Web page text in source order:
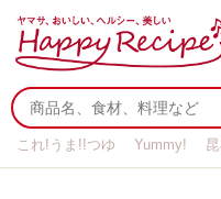
これ!うま!!つゆ Yummy!